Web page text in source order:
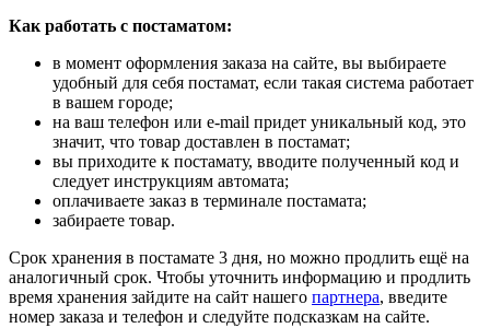
Как работать с постаматом:
в момент оформления заказа на сайте, вы выбираете
удобный для себя постамат, если такая система работает
в вашем городе;
на ваш телефон или e-mail придет уникальный код, это
значит, что товар доставлен в постамат;
вы приходите к постамату, вводите полученный код и
следует инструкциям автомата;
оплачиваете заказ в терминале постамата;
забираете товар.
Срок хранения в постамате 3 дня, но можно продлить ещё на
аналогичный срок. Чтобы уточнить информацию и продлить
время хранения зайдите на сайт нашего партнера, введите
номер заказа и телефон и следуйте подсказкам на сайте.